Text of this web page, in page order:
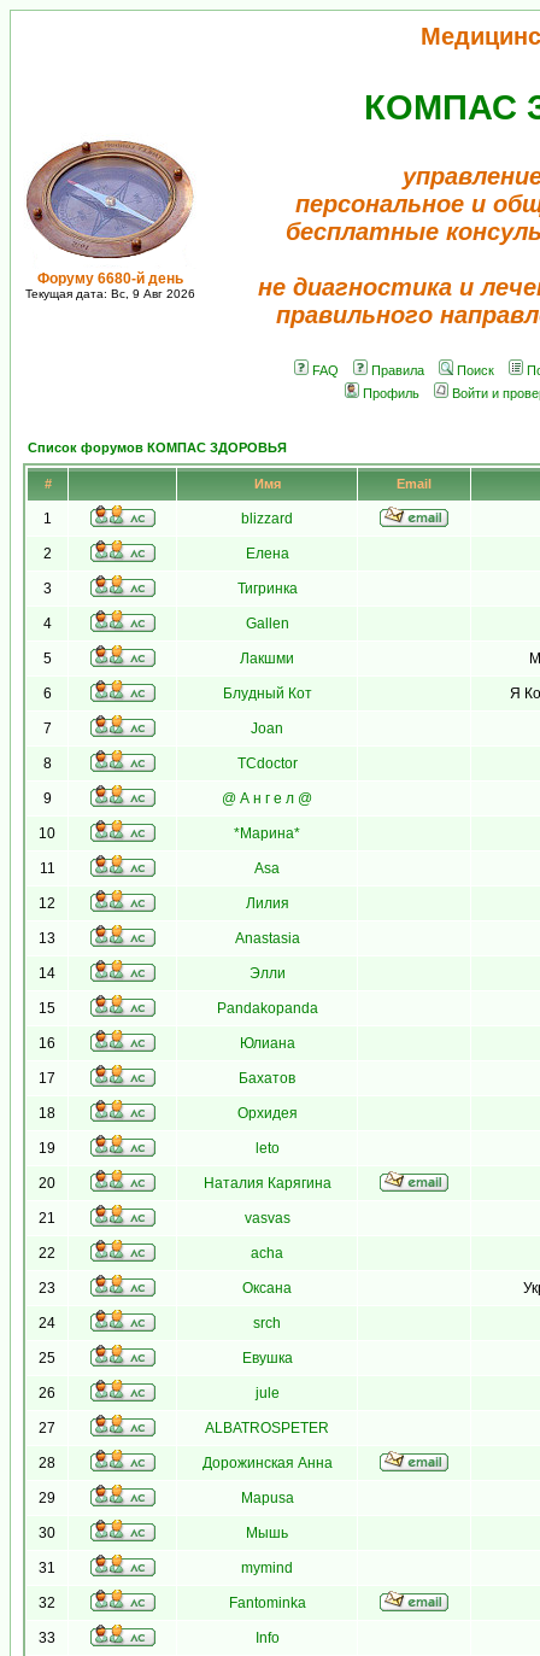
Форуму 6680-й день
Текущая дата: Вс, 9 Авг 2026
КОМПАС
персональное и
бесплатные
не диагностика и
правильного
FAQ Правила Поиск
Профиль
Войти и
Список форумов КОМПАС ЗДОРОВЬЯ
# Имя Email
1 blizzard
2 Елена
3 Тигринка
4 Gallen
5 Лакшми
6 Блудный Кот Я
7 Joan
8 TCdoctor
9 @ А н г е л @
10 *Марина*
11 Asa
12 Лилия
13 Anastasia
14 Элли
15 Pandakopanda
16 Юлиана
17 Бахатов
18 Орхидея
19 leto
20 Наталия Карягина
21 vasvas
22 acha
23 Оксана
24 srch
25 Евушка
26 jule
27 ALBATROSPETER
28 Дорожинская Анна
29 Mapusa
30 Мышь
31 mymind
32 Fantominka
33 Info